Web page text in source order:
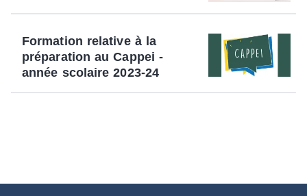
Formation relative à la
préparation au Cappei -
année scolaire 2023-24